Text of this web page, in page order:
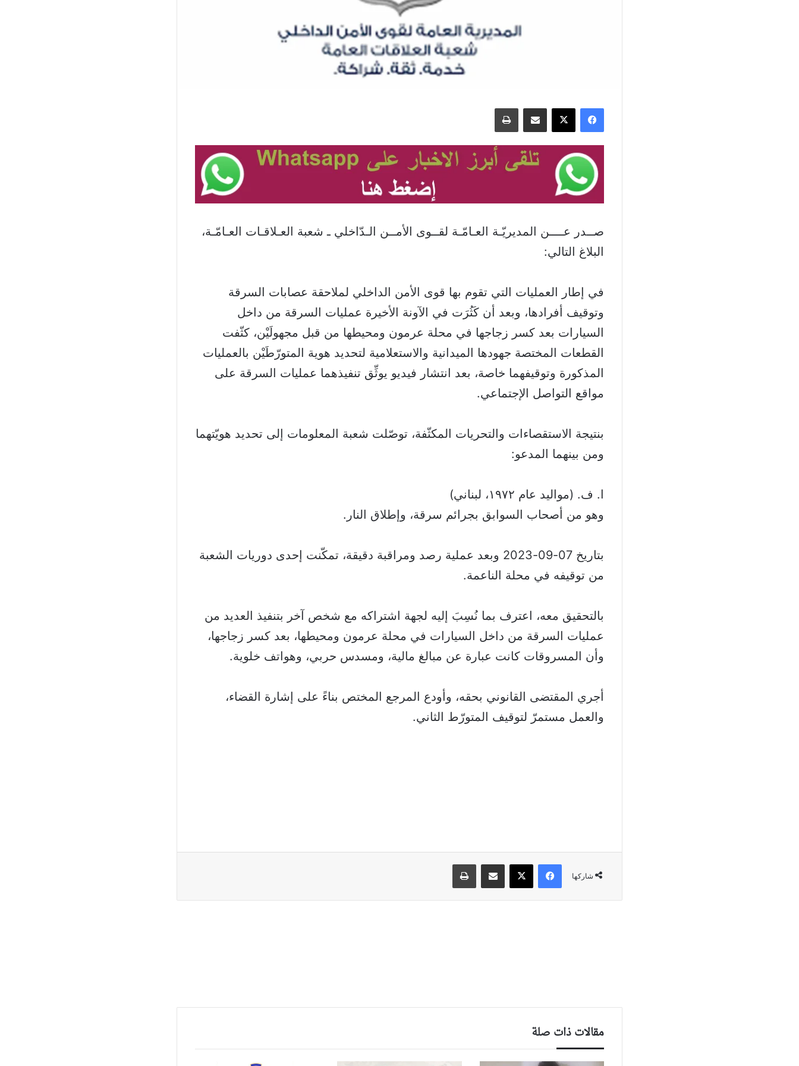
فيسبوك ‫X مشاركة عبر البريد طباعة
صــدر عــــن المديريّـة العـامّـة لقــوى الأمــن الـدّاخلي ـ شعبة العـلاقـات العـامّـة،
البلاغ التالي:
في إطار العمليات التي تقوم بها قوى الأمن الداخلي لملاحقة عصابات السرقة
وتوقيف أفرادها، وبعد أن كَثُرَت في الآونة الأخيرة عمليات السرقة من داخل
السيارات بعد كسر زجاجها في محلة عرمون ومحيطها من قبل مجهولَيْن، كثّفت
القطعات المختصة جهودها الميدانية والاستعلامية لتحديد هوية المتورّطَيْن بالعمليات
المذكورة وتوقيفهما خاصة، بعد انتشار فيديو يوثِّق تنفيذهما عمليات السرقة على
مواقع التواصل الإجتماعي.
بنتيجة الاستقصاءات والتحريات المكثّفة، توصّلت شعبة المعلومات إلى تحديد هويّتهما
ومن بينهما المدعو:
ا. ف. (مواليد عام ۱۹۷۲، لبناني)
وهو من أصحاب السوابق بجرائم سرقة، وإطلاق النار.
بتاريخ 07-09-2023 وبعد عملية رصد ومراقبة دقيقة، تمكّنت إحدى دوريات الشعبة
من توقيفه في محلة الناعمة.
بالتحقيق معه، اعترف بما نُسِبَ إليه لجهة اشتراكه مع شخص آخر بتنفيذ العديد من
عمليات السرقة من داخل السيارات في محلة عرمون ومحيطها، بعد كسر زجاجها،
وأن المسروقات كانت عبارة عن مبالغ مالية، ومسدس حربي، وهواتف خلوية.
أجري المقتضى القانوني بحقه، وأودع المرجع المختص بناءً على إشارة القضاء،
والعمل مستمرّ لتوقيف المتورّط الثاني.
شاركها
فيسبوك ‫X مشاركة عبر البريد طباعة
مقالات ذات صلة